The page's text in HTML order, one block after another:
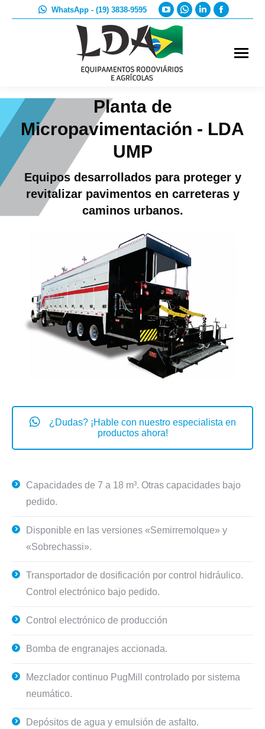
WhatsApp - (19) 3838-9595
YouTube
page
opens
in
new
Whatsapp
Linkedin
Planta de
Micropavimentación - LDA
UMP
Equipos desarrollados para proteger y
revitalizar pavimentos en carreteras y
caminos urbanos.
¿Dudas? ¡Hable con nuestro especialista en
productos ahora!
Capacidades de 7 a 18 m³. Otras capacidades bajo
pedido.
Disponible en las versiones «Semirremolque» y
«Sobrechassi».
Transportador de dosificación por control hidráulico.
Control electrónico bajo pedido.
Control electrónico de producción
Bomba de engranajes accionada.
Mezclador continuo PugMill controlado por sistema
neumático.
Depósitos de agua y emulsión de asfalto.